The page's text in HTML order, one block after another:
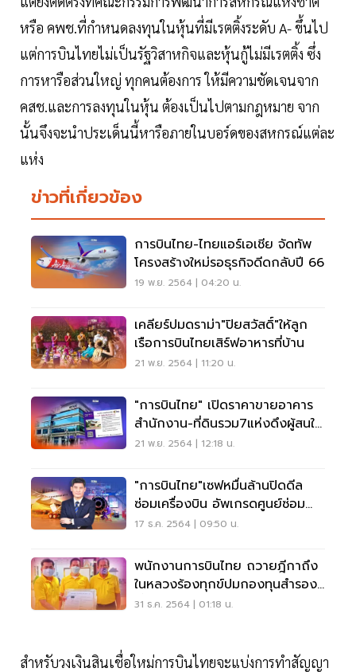
หรือ คพช.ที่กำหนดลงทุนในหุ้นที่มีเรตติ้งระดับ A- ขึ้นไป
แต่การบินไทยไม่เป็นรัฐวิสาหกิจและหุ้นกู้ไม่มีเรตติ้ง ซึ่ง
การหารือส่วนใหญ่ ทุกคนต้องการ ให้มีความชัดเจนจาก
คสช.และการลงทุนในหุ้น ต้องเป็นไปตามกฎหมาย จาก
นั้นจึงจะนำประเด็นนี้หารือภายในบอร์ดของสหกรณ์แต่ละ
แห่ง
ข่าวที่เกี่ยวข้อง
การบินไทย-ไทยแอร์เอเชีย จัดทัพ
โครงสร้างใหม่รอธุรกิจดีดกลับปี 66
19 พ.ย. 2564 | 04:20 น.
เคลียร์ปมดราม่า"ปิยสวัสดิ์"ให้ลูก
เรือการบินไทยเสิร์ฟอาหารที่บ้าน
21 พ.ย. 2564 | 11:20 น.
"การบินไทย" เปิดราคาขายอาคาร
สำนักงาน-ที่ดินรวม7แห่งดึงผู้สนใจ
ชิงประมูล
21 พ.ย. 2564 | 12:18 น.
"การบินไทย"เซฟหมื่นล้านปิดดีล
ซ่อมเครื่องบิน อัพเกรดศูนย์ซ่อม
สุวรรณภูมิ
17 ธ.ค. 2564 | 09:50 น.
พนักงานการบินไทย ถวายฎีกาถึง
ในหลวงร้องทุกข์ปมกองทุนสำรอง
เลี้ยงชีพ
31 ธ.ค. 2564 | 01:18 น.
สำหรับวงเงินสินเชื่อใหม่การบินไทยจะแบ่งการทำสัญญา